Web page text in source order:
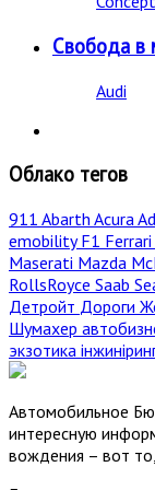
Свобода в
Audi
Облако тегов
911 Abarth Acura
emobilityF1 Ferrari
Maserati Mazda
RollsRoyce Saab
Детройт Дороги
Шумахер
экзотика
Автомобильное
интересную
вождения – вот